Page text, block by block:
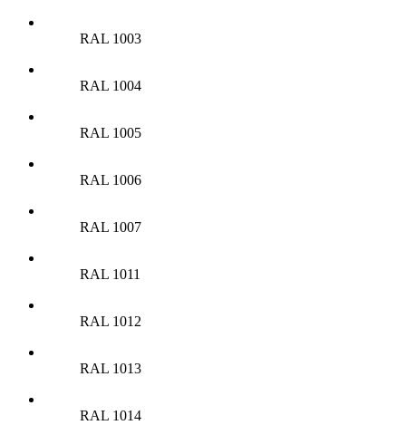
RAL 1003
RAL 1004
RAL 1005
RAL 1006
RAL 1007
RAL 1011
RAL 1012
RAL 1013
RAL 1014